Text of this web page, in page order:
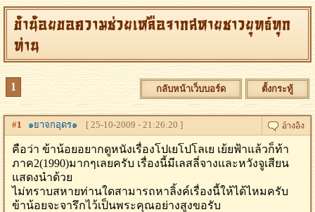
ข้าน้อยขอความช่วยเหลือจากสหายชาวยุทธ์ทุก
ท่าน
1 กลับหน้าเว็บบอร์ด ตั้งกระทู้
#1 ๑ยาจกอุดร๑ [ 25-10-2009 - 21:26:20 ]
คือว่า ข้าน้อยอยากดูหนังเรื่องโปเยโปโลเย เย้ยฟ้าแล้วก็ท้า
ภาค2(1990)มากๆเลยครับ เรื่องนี้มีเลสลี่จางและหวังจูเสียน
แสดงนำด้วย
ไม่ทราบสหายท่านใดสามารถหาลิ้งค์เรื่องนี้ให้ได้ไหมครับ
ข้าน้อยจะจารึกไว้เป็นพระคุณอย่างสูงขอรับ